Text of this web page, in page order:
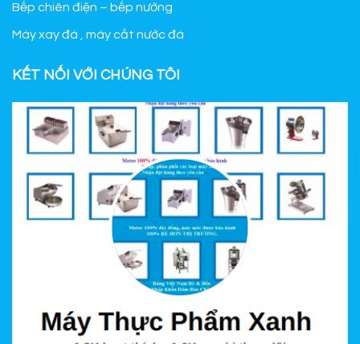
Bếp chiên điện – bếp nướng
Máy xay đá , máy cắt nước đá
KẾT NỐI VỚI CHÚNG TÔI